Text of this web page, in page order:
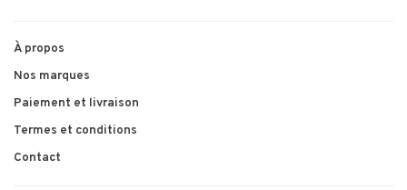
À propos
Nos marques
Paiement et livraison
Termes et conditions
Contact